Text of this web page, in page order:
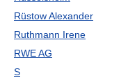
Rüstow Alexander
Ruthmann Irene
RWE AG
S